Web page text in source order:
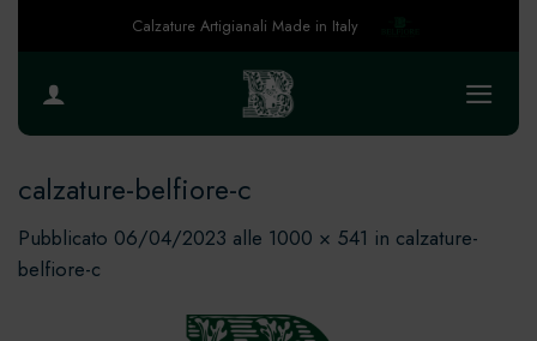
Calzature Artigianali Made in Italy
calzature-belfiore-c
Pubblicato 06/04/2023 alle 1000 × 541 in calzature-
belfiore-c